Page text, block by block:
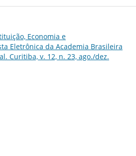
Economia e
Eletrônica da Academia Brasileira
Curitiba, v. 12, n. 23, ago./dez.